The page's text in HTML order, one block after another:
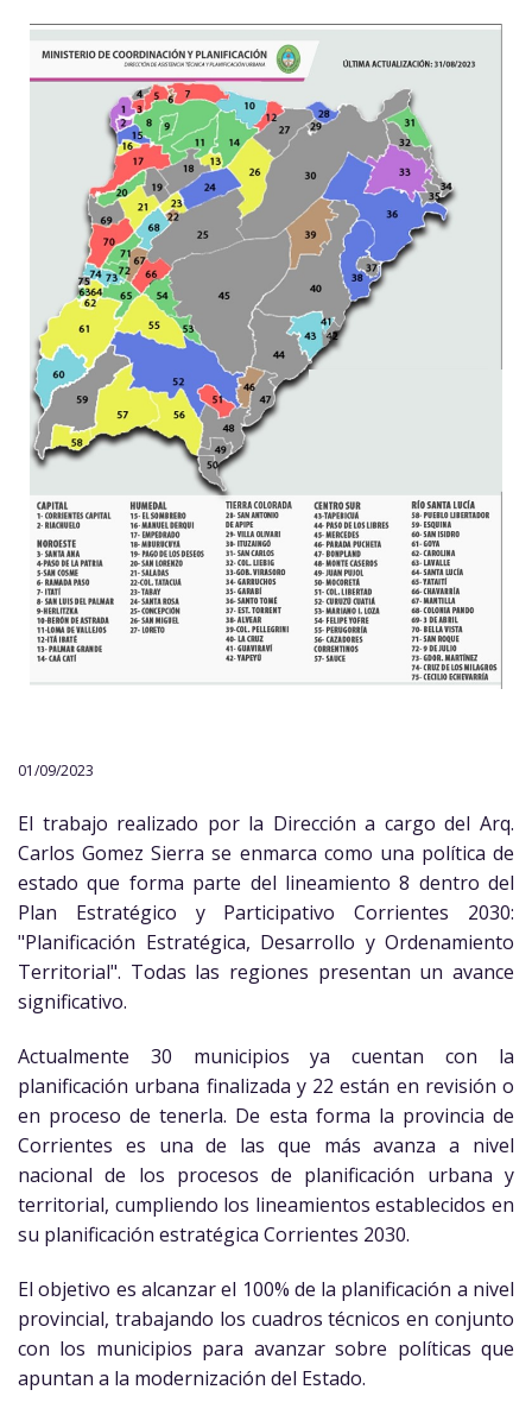
01/09/2023
El trabajo realizado por la Dirección a cargo del Arq.
Carlos Gomez Sierra se enmarca como una política de
estado que forma parte del lineamiento 8 dentro del
Plan Estratégico y Participativo Corrientes 2030:
"Planificación Estratégica, Desarrollo y Ordenamiento
Territorial". Todas las regiones presentan un avance
significativo.
Actualmente 30 municipios ya cuentan con la
planificación urbana finalizada y 22 están en revisión o
en proceso de tenerla. De esta forma la provincia de
Corrientes es una de las que más avanza a nivel
nacional de los procesos de planificación urbana y
territorial, cumpliendo los lineamientos establecidos en
su planificación estratégica Corrientes 2030.
El objetivo es alcanzar el 100% de la planificación a nivel
provincial, trabajando los cuadros técnicos en conjunto
con los municipios para avanzar sobre políticas que
apuntan a la modernización del Estado.